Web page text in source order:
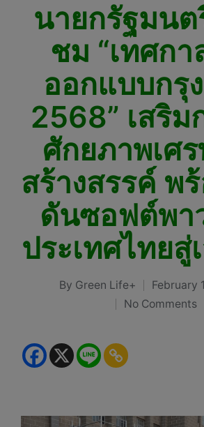
นายกรัฐมนต
ชม “เทศกา
ออกแบบกรุ
2568” เสริม
ศักยภาพเศ
สร้างสรรค์ พ
ดันซอฟต์พา
ประเทศไทยสู่
Posted
By Green Life+
February
No Comments